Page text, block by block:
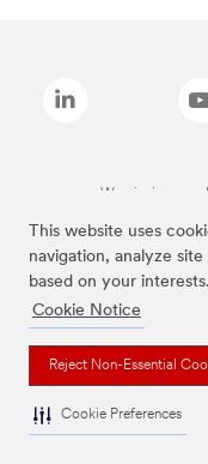
This website uses
navigation, analyze
based on your interests.
Cookie Notice
Reject Non-Essential
Cookie Preferences
Wymienione